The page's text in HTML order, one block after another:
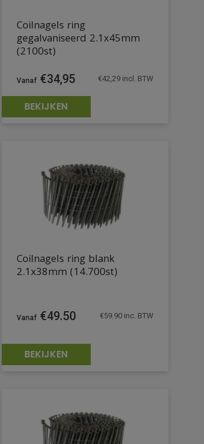
Coilnagels ring
gegalvaniseerd 2.1x45mm
(2100st)
€34,95 €42,29incl. BTW
BEKIJKEN
Coilnagels ring blank
2.1x38mm (14.700st)
€49.50 €59.90inc. BTW
BEKIJKEN